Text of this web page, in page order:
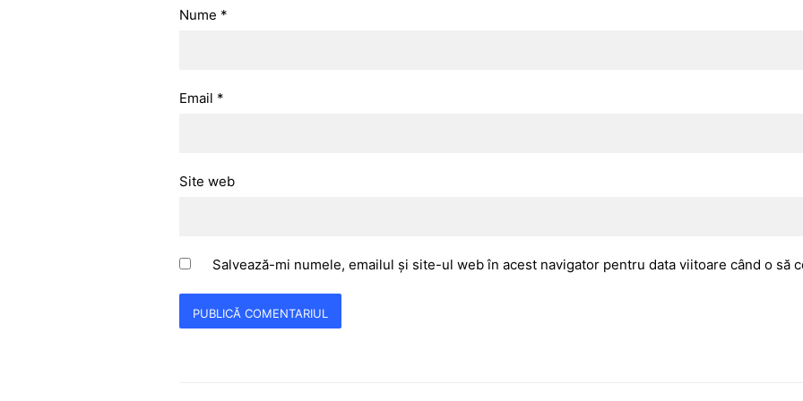
Nume *
Email *
Site web
Salvează-mi numele, emailul și site-ul web în acest navigator pentru data viitoare când o să